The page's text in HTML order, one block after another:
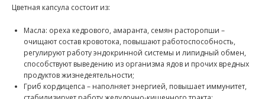
Цветная капсула состоит из:
Масла: ореха кедрового, амаранта, семян расторопши –
очищают состав кровотока, повышают работоспособность,
регулируют работу эндокринной системы и липидный обмен,
способствуют выведению из организма ядов и прочих вредных
продуктов жизнедеятельности;
Гриб кордицепса – наполняет энергией, повышает иммунитет,